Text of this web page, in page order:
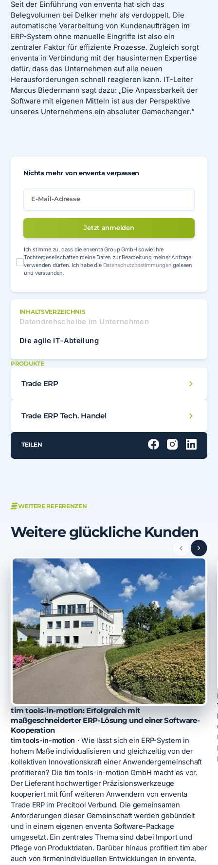
Seit der Einführung von enventa hat sich das
Belegvolumen bei Delker mehr als verdoppelt. Die
automatische Verarbeitung von Kundenaufträgen im
ERP-System ohne manuelle Eingriffe ist also ein
zentraler Faktor für effiziente Prozesse. Zugleich sorgt
enventa in Verbindung mit der hausinternen Expertise
dafür, dass das Unternehmen auf alle neuen
Herausforderungen schnell reagieren kann. IT-Leiter
Marcus Biedermann sagt dazu: „Die Anpassbarkeit der
Software mit eigenen Mitteln ist aus der Perspektive
unseres Unternehmens ein absoluter Gamechanger.“
Nichts mehr von enventa verpassen
Jetzt anmelden
Ich stimme zu, dass die enventa Group GmbH sowie ihre
Tochtergesellschaften meine Daten zur Bearbeitung meiner Anfrage
verwenden dürfen. Ich habe die Datenschutzbestimmungen gelesen
und verstanden.
INHALTSVERZEICHNIS
Datendrehscheibe im Unternehmen
Die agile IT-Abteilung
PRODUKTE
Trade ERP
Trade ERP Tech. Handel
TEILEN
WEITERE REFERENZEN
Weitere glückliche Kunden
tim tools-in-motion: Erfolgreich mit
maßgeschneiderter ERP-Lösung und einer Software-
Kooperation
tim tools-in-motion · Wie lässt sich ein ERP-System in
hohem Maße individualisieren und gleichzeitig von der
kollektiven Innovationskraft einer Anwendergemeinschaft
profitieren? Die tim tools-in-motion GmbH macht es vor.
Der Lieferant hochwertiger Präzisionswerkzeuge
kooperiert mit fünf weiteren Anwendern von enventa
Trade ERP im Precitool Verbund. Die gemeinsamen
Anforderungen dieser Gemeinschaft werden gebündelt
und in einem eigenen enventa Software-Package
umgesetzt. Ein zentrales Thema sind dabei Import und
Pflege von Produktdaten. Darüber hinaus profitiert tim aber
auch von firmenindividuellen Entwicklungen in enventa.